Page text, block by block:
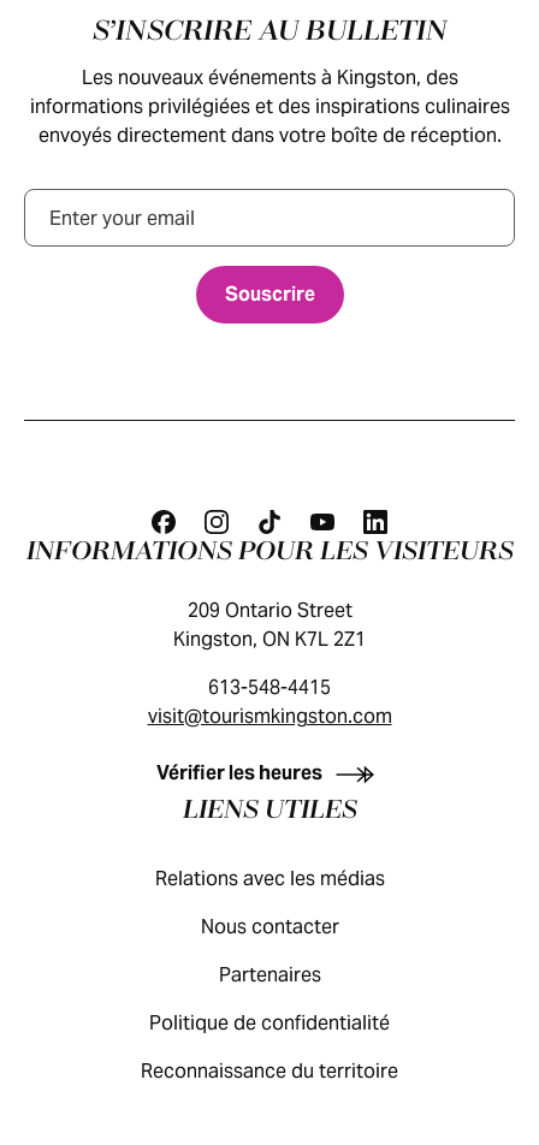
Pied de pageS’INSCRIRE AU BULLETIN
Les nouveaux événements à Kingston, des
informations privilégiées et des inspirations culinaires
envoyés directement dans votre boîte de réception.
Courriel
GUIDE DES VISITEURS
INFORMATIONS POUR LES VISITEURS
209 Ontario Street
Kingston, ON K7L 2Z1
613-548-4415
visit@tourismkingston.com
Vérifier les heures
LIENS UTILES
Relations avec les médias
Nous contacter
Partenaires
Politique de confidentialité
Reconnaissance du territoire